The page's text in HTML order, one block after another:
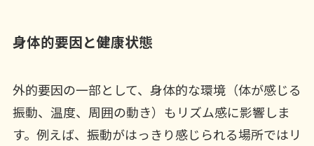
身体的要因と健康状態
外的要因の一部として、身体的な環境（体が感じる
振動、温度、周囲の動き）もリズム感に影響しま
す。例えば、振動がはっきり感じられる場所ではリ